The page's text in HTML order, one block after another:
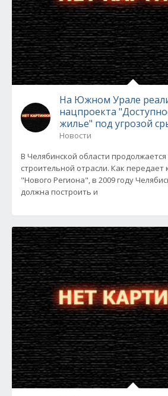
На Южном Урале
нацпроекта
жилье" под угрозой
Новости
В Челябинской области продолжается
строительной отрасли. Как передает
"Нового Региона", в 2009 году
должна построить и